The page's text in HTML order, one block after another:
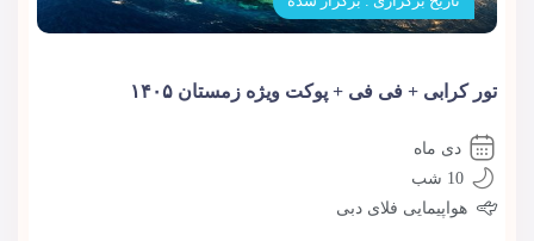
تور کرابی + فی فی + پوکت ویژه زمستان ۱۴۰۵
دی ماه
10 شب
هواپیمایی فلای دبی